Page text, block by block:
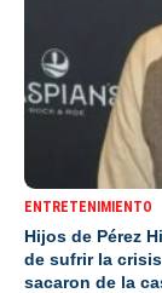
ENTRETENIMIENTO
Hijos de Pérez
de sufrir la
sacaron de la